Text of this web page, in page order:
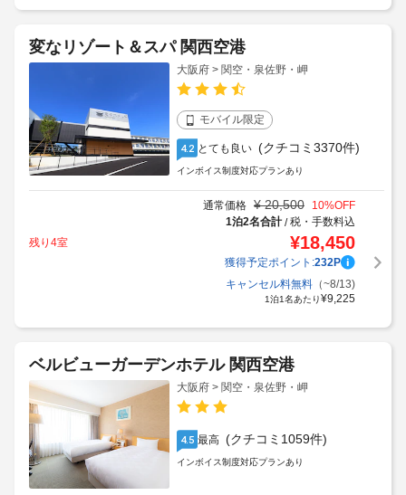
変なリゾート＆スパ 関西空港
大阪府 > 関空・泉佐野・岬
モバイル限定
4.2 とても良い (クチコミ3370件)
インボイス制度対応プランあり
通常価格 ¥ 20,500 10%OFF
1泊2名合計/税・手数料込
残り4室
¥18,450
獲得予定ポイント:232P
キャンセル料無料（~8/13)
1泊1名あたり¥9,225
ベルビューガーデンホテル 関西空港
大阪府 > 関空・泉佐野・岬
4.5 最高 (クチコミ1059件)
インボイス制度対応プランあり